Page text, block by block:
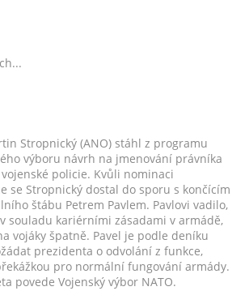
Stropnický (ANO) stáhl z programu
výboru návrh na jmenování právníka
policie. Kvůli nominaci
se Stropnický dostal do sporu s končícím
štábu Petrem Pavlem. Pavlovi vadilo,
souladu kariérními zásadami v armádě,
vojáky špatně. Pavel je podle deníku
prezidenta o odvolání z funkce,
pro normální fungování armády.
povede Vojenský výbor NATO.